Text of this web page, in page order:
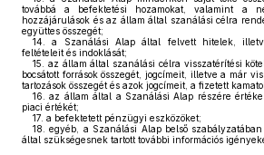
továbbá a befektetési hozamokat, valamint a
hozzájárulások és az állam által szanálási célra
együttes összegét;
14.
a Szanálási Alap által felvett hitelek,
feltételeit és indoklását;
15.
az állam által szanálási célra visszatérítési
bocsátott források összegét, jogcímeit, illetve a már
tartozások összegét és azok jogcímeit, a fizetett
16.
az állam által a Szanálási Alap részére
piaci értékét;
17. a befektetett pénzügyi eszközöket;
18.
egyéb, a Szanálási Alap belső
által szükségesnek tartott további információs